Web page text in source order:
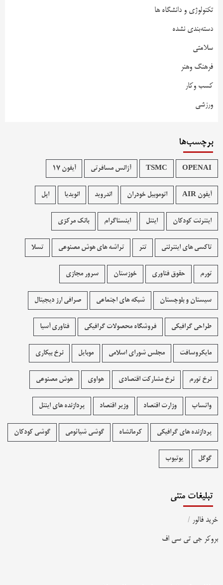
تکنولوژی و دانشگاه ها
دسته‌بندی نشده
سلامتی
فرهنگ وهنر
کسب وکار
ورزشی
برچسب‌ها
OPENAI
TSMC آژانس مسافرتی آیفون 17
آیفون AIR اتوموبیل خودران اندروید انویدیا اپل
اینترنت کودکان اینتل اینستاگرام بانک مرکزی
تاکسی های اینترنتی تتر تراشه های هوش مصنوعی تسلا
تورم حقوق فناوری خوزستان سرور مجازی
سیستان و بلوچستان شبکه های اجتماعی صرافی ارز دیجیتال
طراحی گرافیکی فروشگاه محصولات گرافيکی فناوری آسیا
مایکروسافت مجلس شورای اسلامی موبایل نرخ بیکاری
نرخ تورم نرخ مشارکت اقتصادی هواوی هوش مصنوعی
واتساپ وزارت اقتصاد وزیر اقتصاد پردازنده های اینتل
پردازنده های گرافیکی کرمانشاه گوشی شیائومی گوشی کودکان
گوگل یوتیوب
تبلیغات متنی
خرید فالور /
بروکر جی تی سی اف